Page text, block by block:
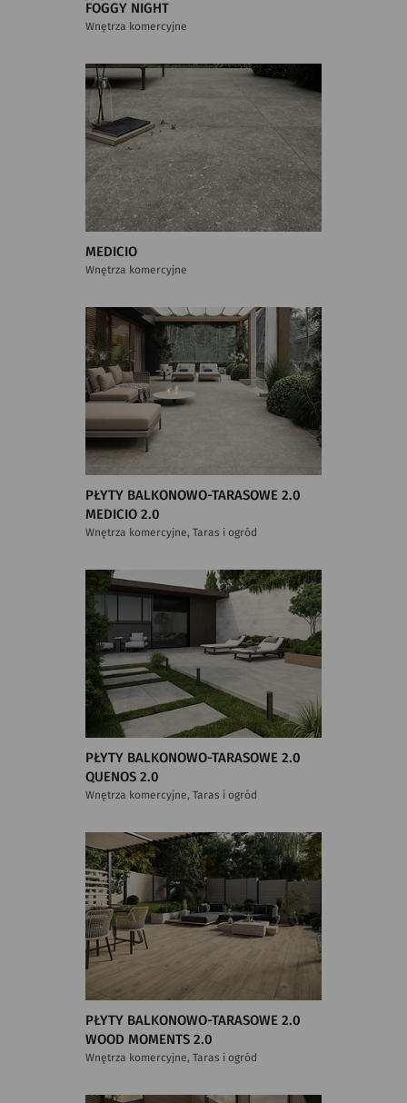
FOGGY NIGHT
Wnętrza komercyjne
MEDICIO
Wnętrza komercyjne
PŁYTY BALKONOWO-TARASOWE 2.0
MEDICIO 2.0
Wnętrza komercyjne, Taras i ogród
PŁYTY BALKONOWO-TARASOWE 2.0
QUENOS 2.0
Wnętrza komercyjne, Taras i ogród
PŁYTY BALKONOWO-TARASOWE 2.0
WOOD MOMENTS 2.0
Wnętrza komercyjne, Taras i ogród